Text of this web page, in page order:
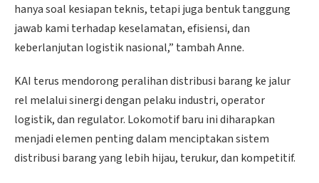
hanya soal kesiapan teknis, tetapi juga bentuk tanggung
jawab kami terhadap keselamatan, efisiensi, dan
keberlanjutan logistik nasional,” tambah Anne.
KAI terus mendorong peralihan distribusi barang ke jalur
rel melalui sinergi dengan pelaku industri, operator
logistik, dan regulator. Lokomotif baru ini diharapkan
menjadi elemen penting dalam menciptakan sistem
distribusi barang yang lebih hijau, terukur, dan kompetitif.